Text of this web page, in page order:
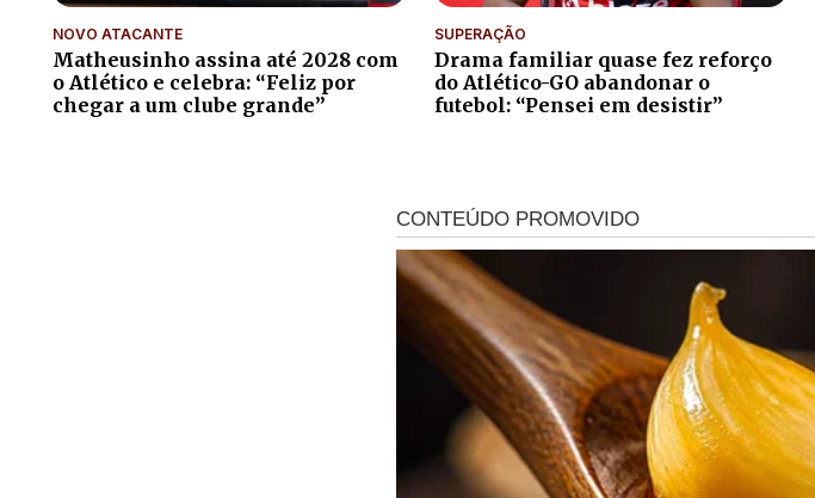
NOVO ATACANTE
Matheusinho assina até 2028 com
o Atlético e celebra: “Feliz por
chegar a um clube grande”
SUPERAÇÃO
Drama familiar quase fez reforço
do Atlético-GO abandonar o
futebol: “Pensei em desistir”